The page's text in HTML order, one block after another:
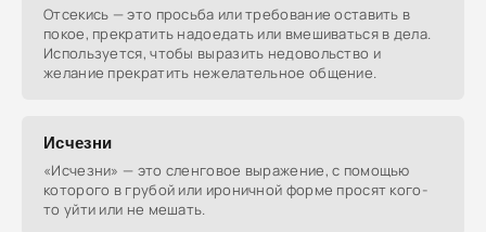
Отсекись — это просьба или требование оставить в
покое, прекратить надоедать или вмешиваться в дела.
Используется, чтобы выразить недовольство и
желание прекратить нежелательное общение.
Исчезни
«Исчезни» — это сленговое выражение, с помощью
которого в грубой или ироничной форме просят кого-
то уйти или не мешать.